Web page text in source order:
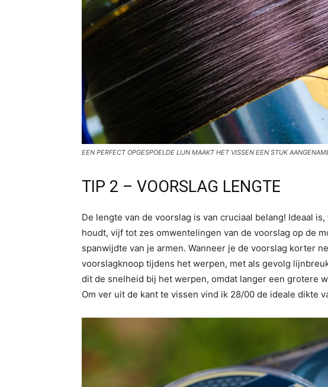
EEN PERFECT OPGESPOELDE LIJN MAAKT HET VISSEN EEN STUK
TIP 2 – VOORSLAG LENGTE
De lengte van de voorslag is van cruciaal belang! Ideaal
houdt, vijf tot zes omwentelingen van de voorslag op de
spanwijdte van je armen. Wanneer je de voorslag korter
voorslagknoop tijdens het werpen, met als gevolg
dit de snelheid bij het werpen, omdat langer een grotere
Om ver uit de kant te vissen vind ik 28/00 de ideale dikte